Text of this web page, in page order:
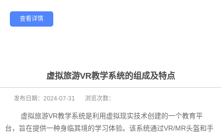
查看详情
健康养老
虚拟旅游VR教学系统的组成及特点
发布日期： 2024-07-31 浏览次数：
虚拟旅游VR教学系统是利用虚拟现实技术创建的一个教育平
台，旨在提供一种身临其境的学习体验。该系统通过VR/MR头盔和手